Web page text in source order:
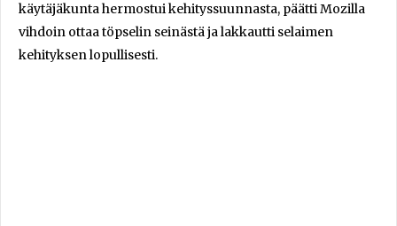
käytäjäkunta hermostui kehityssuunnasta, päätti Mozilla
vihdoin ottaa töpselin seinästä ja lakkautti selaimen
kehityksen lopullisesti.